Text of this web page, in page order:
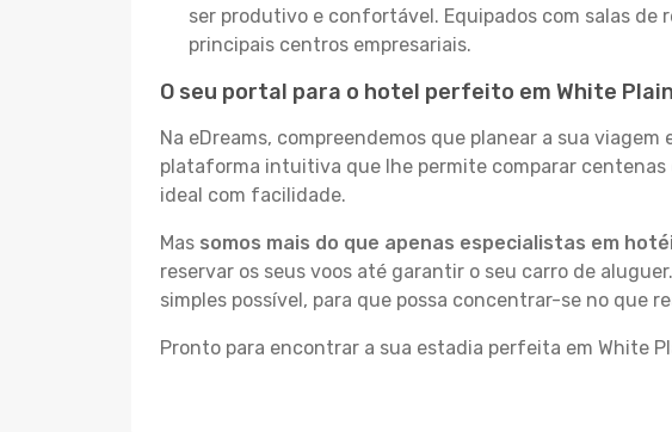
ser produtivo e confortável. Equipados com salas
principais centros empresariais.
O seu portal para o hotel perfeito em White
Na eDreams, compreendemos que planear a sua
plataforma intuitiva que lhe permite comparar
ideal com facilidade.
Mas somos mais do que apenas especialistas em
reservar os seus voos até garantir o seu carro de
simples possível, para que possa concentrar-se no que
Pronto para encontrar a sua estadia perfeita em White